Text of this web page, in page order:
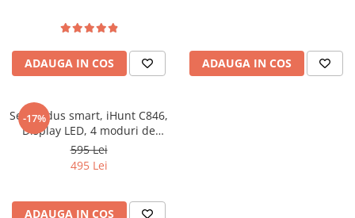
ADAUGA IN COS ADAUGA IN COS
-17%
Set de dus smart, iHunt C846,
Display LED, 4 moduri de
curgere
595 Lei
495 Lei
ADAUGA IN COS